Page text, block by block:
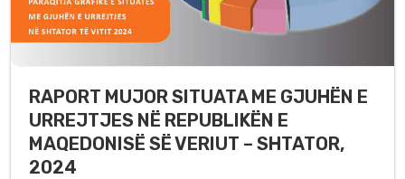
RAPORT MUJOR SITUATA ME GJUHËN E
URREJTJES NË REPUBLIKËN E
MAQEDONISË SË VERIUT – SHTATOR,
2024